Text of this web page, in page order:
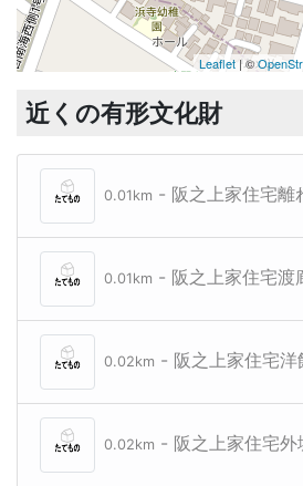
Leaflet | ©
近くの有形文化財
0.01km - 阪之上家住宅離
0.01km - 阪之上家住宅渡
0.02km - 阪之上家住宅洋
0.02km - 阪之上家住宅外